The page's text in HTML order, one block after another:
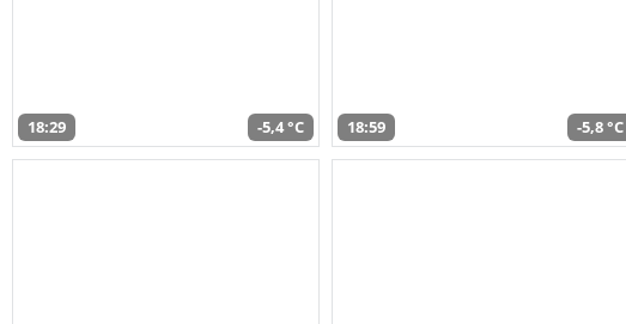
18:29 -5,4 °C 18:59 -5,8 °C